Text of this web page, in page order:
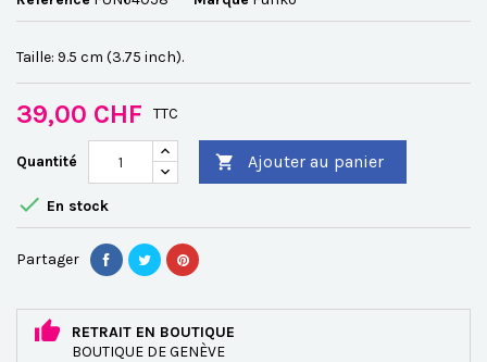
Taille: 9.5 cm (3.75 inch).
39,00 CHF TTC
Quantité  Ajouter au panier
 En stock
Partager
RETRAIT EN BOUTIQUE
BOUTIQUE DE GENÈVE